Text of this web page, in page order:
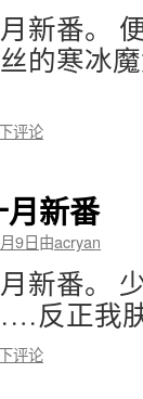
新番。
的寒冰
评论
新番
9日由acryan
新番。
反正我
评论